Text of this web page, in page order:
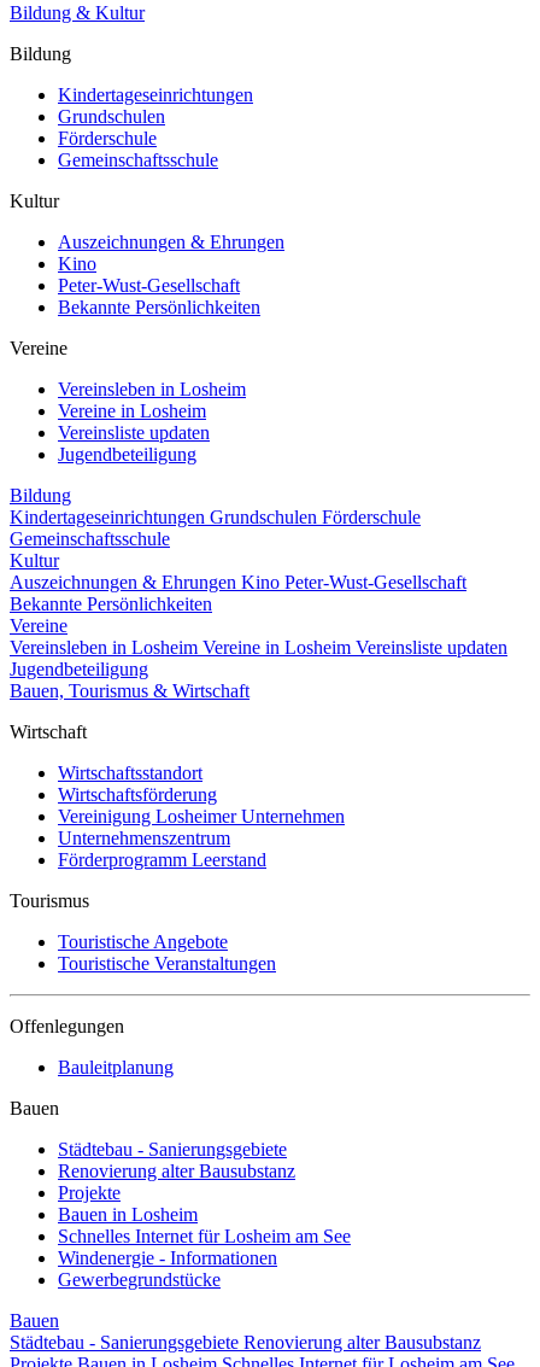
Bildung & Kultur
Bildung
Kindertageseinrichtungen
Grundschulen
Förderschule
Gemeinschaftsschule
Kultur
Auszeichnungen & Ehrungen
Kino
Peter-Wust-Gesellschaft
Bekannte Persönlichkeiten
Vereine
Vereinsleben in Losheim
Vereine in Losheim
Vereinsliste updaten
Jugendbeteiligung
Bildung
Kindertageseinrichtungen Grundschulen Förderschule
Gemeinschaftsschule
Kultur
Auszeichnungen & Ehrungen Kino Peter-Wust-Gesellschaft
Bekannte Persönlichkeiten
Vereine
Vereinsleben in Losheim Vereine in Losheim Vereinsliste updaten
Jugendbeteiligung
Bauen, Tourismus & Wirtschaft
Wirtschaft
Wirtschaftsstandort
Wirtschaftsförderung
Vereinigung Losheimer Unternehmen
Unternehmenszentrum
Förderprogramm Leerstand
Tourismus
Touristische Angebote
Touristische Veranstaltungen
Offenlegungen
Bauleitplanung
Bauen
Städtebau - Sanierungsgebiete
Renovierung alter Bausubstanz
Projekte
Bauen in Losheim
Schnelles Internet für Losheim am See
Windenergie - Informationen
Gewerbegrundstücke
Bauen
Städtebau - Sanierungsgebiete Renovierung alter Bausubstanz